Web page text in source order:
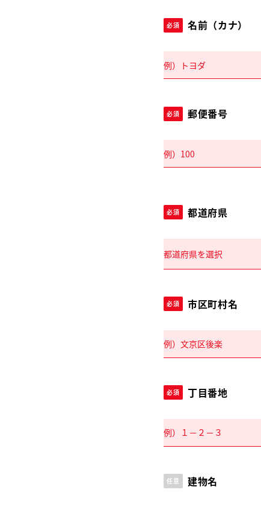
必須 名前（カナ）
必須 郵便番号
必須 都道府県
必須 市区町村名
必須 丁目番地
任意 建物名